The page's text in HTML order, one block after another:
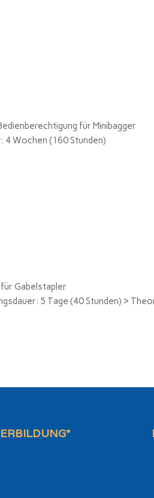
für Minibagger
4 Wochen (160 Stunden)
Gabelstapler
5 Tage (40 Stunden) >